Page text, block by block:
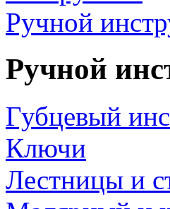
Ручной
Ручной
Губцевый
Ключи
Лестницы и